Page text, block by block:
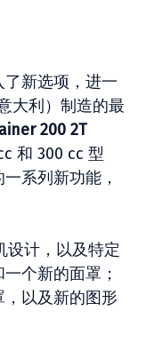
了新选项，进一
大利）制造的最
200 2T
和 300 cc 型
系列新功能，
设计，以及特定
个新的面罩；
以及新的图形